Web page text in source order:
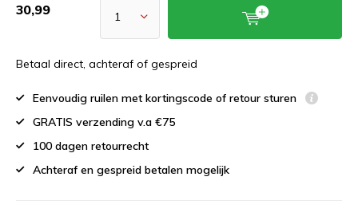
30,99
Betaal direct, achteraf of gespreid
Eenvoudig ruilen met kortingscode of retour sturen
GRATIS verzending v.a €75
100 dagen retourrecht
Achteraf en gespreid betalen mogelijk